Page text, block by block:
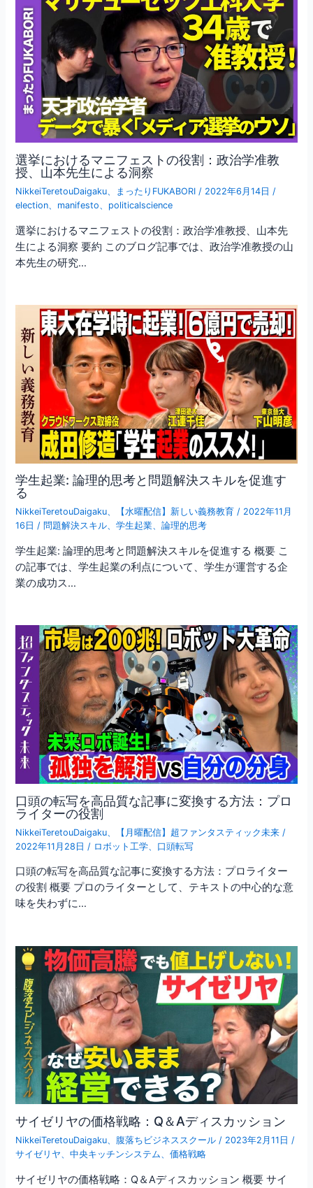
選挙におけるマニフェストの役割：政治学准教
授、山本先生による洞察
NikkeiTeretouDaigaku、 まったりFUKABORI / 2022年6月14日 /
election、 manifesto、 politicalscience
選挙におけるマニフェストの役割：政治学准教授、山本先
生による洞察 要約 このブログ記事では、政治学准教授の山
本先生の研究…
学生起業: 論理的思考と問題解決スキルを促進す
る
NikkeiTeretouDaigaku、 【水曜配信】新しい義務教育 / 2022年11月
16日 / 問題解決スキル、学生起業、論理的思考
学生起業: 論理的思考と問題解決スキルを促進する 概要 こ
の記事では、学生起業の利点について、学生が運営する企
業の成功ス…
口頭の転写を高品質な記事に変換する方法：プロ
ライターの役割
NikkeiTeretouDaigaku 【月曜配信】超ファンタスティック未来 /
2022年11月28日 / ロボット工学 口頭転写
口頭の転写を高品質な記事に変換する方法：プロライター
の役割 概要 プロのライターとして、テキストの中心的な意
味を失わずに…
サイゼリヤの価格戦略：Q＆Aディスカッション
NikkeiTeretouDaigaku、 腹落ちビジネススクール / 2023年2月11日 /
サイゼリヤ、中央キッチンシステム、価格戦略
サイゼリヤの価格戦略：Q＆Aディスカッション 概要 サイ